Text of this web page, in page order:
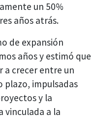
un 50%
años atrás.
de expansión
años y estimó que
a crecer entre un
plazo, impulsadas
y la
vinculada a la